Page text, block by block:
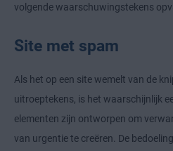
volgende waarschuwingstekens
Site met spam
Als het op een site wemelt van de
uitroeptekens, is het waarschijnlijk
elementen zijn ontworpen om
van urgentie te creëren. De